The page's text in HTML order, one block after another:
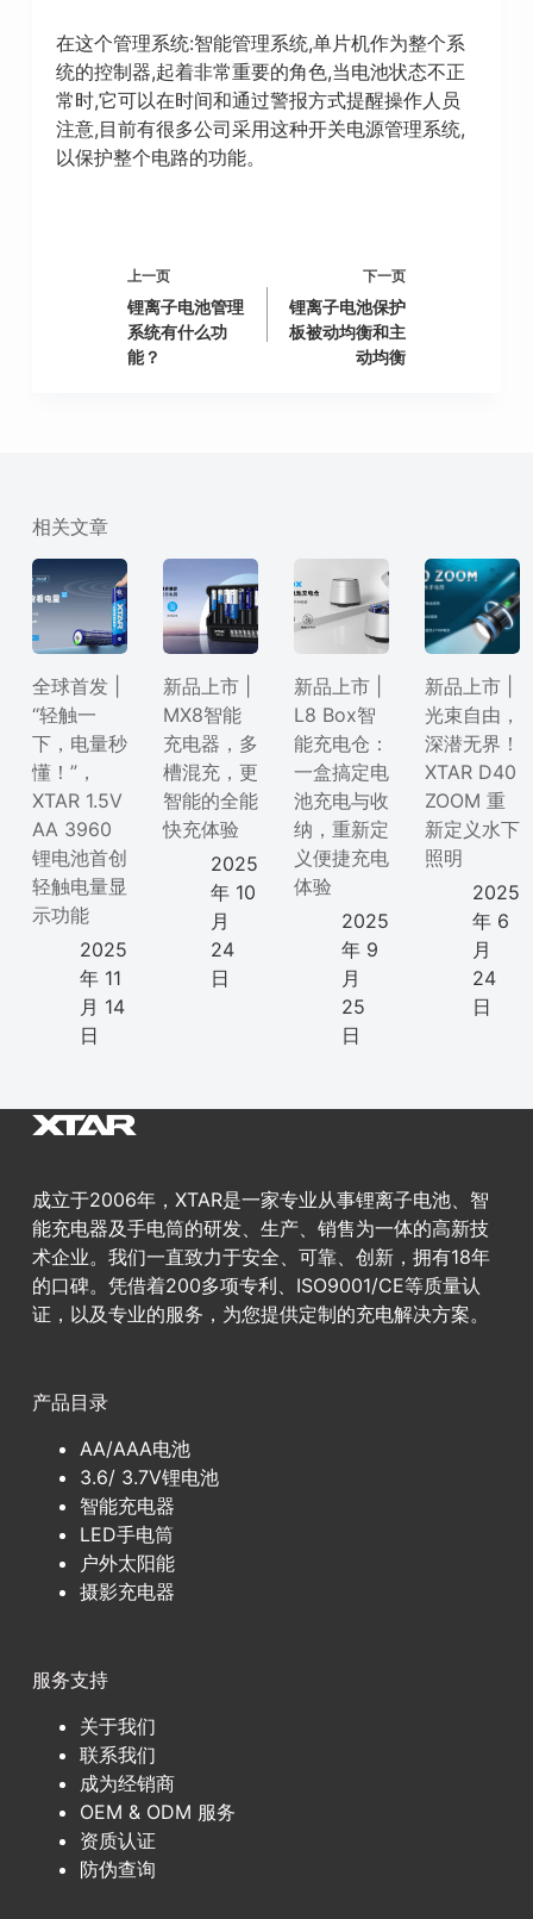
在这个管理系统:智能管理系统,单片机作为整个系
统的控制器,起着非常重要的角色,当电池状态不正
常时,它可以在时间和通过警报方式提醒操作人员
注意,目前有很多公司采用这种开关电源管理系统,
以保护整个电路的功能。
上一页
锂离子电池管理
系统有什么功
能？
下一页
锂离子电池保护
板被动均衡和主
动均衡
相关文章
全球首发 |
“轻触一
下，电量秒
懂！”，
XTAR 1.5V
AA 3960
锂电池首创
轻触电量显
示功能
2025
年 11
月 14
日
新品上市 |
MX8智能
充电器，多
槽混充，更
智能的全能
快充体验
2025
年 10
月
24
日
新品上市 |
L8 Box智
能充电仓：
一盒搞定电
池充电与收
纳，重新定
义便捷充电
体验
2025
年 9
月
25
日
新品上市 |
光束自由，
深潜无界！
XTAR D40
ZOOM 重
新定义水下
照明
2025
年 6
月
24
日
成立于2006年，XTAR是一家专业从事锂离子电池、智
能充电器及手电筒的研发、生产、销售为一体的高新技
术企业。我们一直致力于安全、可靠、创新，拥有18年
的口碑。凭借着200多项专利、ISO9001/CE等质量认
证，以及专业的服务，为您提供定制的充电解决方案。
产品目录
AA/AAA电池
3.6/ 3.7V锂电池
智能充电器
LED手电筒
户外太阳能
摄影充电器
服务支持
关于我们
联系我们
成为经销商
OEM & ODM 服务
资质认证
防伪查询